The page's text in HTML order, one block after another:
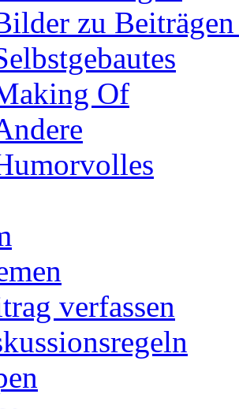
zu
Of
verfassen